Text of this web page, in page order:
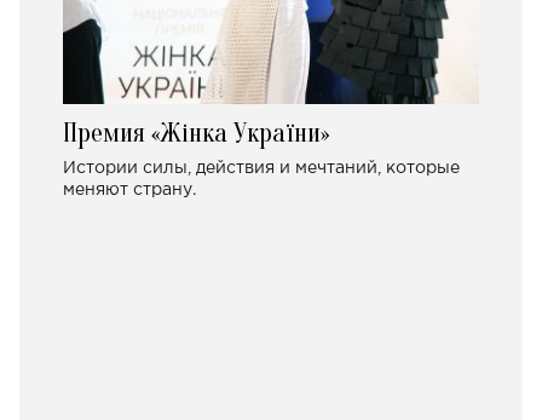
Премия «Жінка України»
Истории силы, действия и мечтаний, которые
меняют страну.